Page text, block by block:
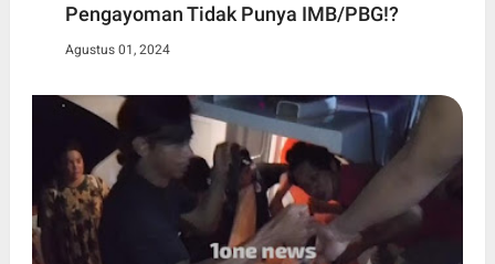
Pengayoman Tidak Punya IMB/PBG!?
Agustus 01, 2024